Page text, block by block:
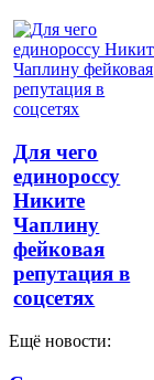
Для чего
единороссу
Никите
Чаплину
фейковая
репутация в
соцсетях
Ещё новости: